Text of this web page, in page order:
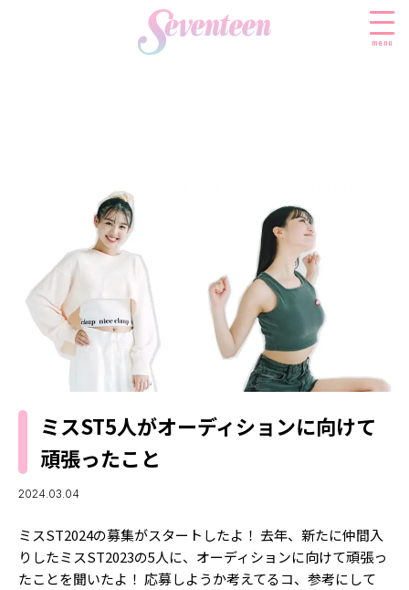
menu
ファッションニュース
モデル私服
着回し
着痩せ
BEAUTY
ビューティニュース
トレンドメイク
ベストコスメ
ヘアアレンジ・ヘアケア
ボディケア
SCHOOL
スクールニュース
制服コーデ
学校ヘアメイク
勉強・受験・進路
ENTERTAINMENT
エンタメニュース
なにわ男子
LIFESTYLE
ライフスタイルニュース
JKランキング・アワード
モデルの購入品
おでかけ
MODELS
MODEL'S BLOG
TikTok
Instagram
YouTube
ミスST5人がオーディションに向けて
頑張ったこと
2024.03.04
ミスST2024の募集がスタートしたよ！ 去年、新たに仲間入
りしたミスST2023の5人に、オーディションに向けて頑張っ
たことを聞いたよ！ 応募しようか考えてるコ、参考にして